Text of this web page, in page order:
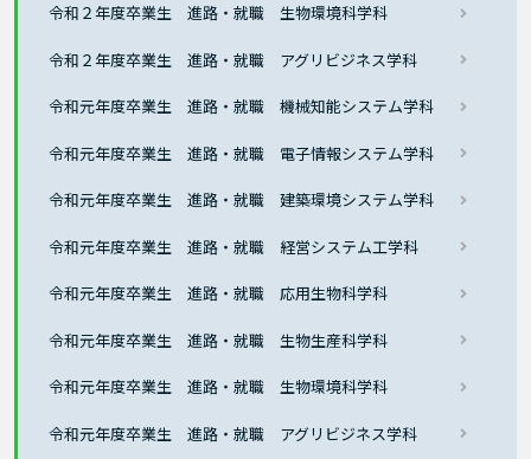
令和２年度卒業生 進路・就職 生物環境科学科
令和２年度卒業生 進路・就職 アグリビジネス学科
令和元年度卒業生 進路・就職 機械知能システム学科
令和元年度卒業生 進路・就職 電子情報システム学科
令和元年度卒業生 進路・就職 建築環境システム学科
令和元年度卒業生 進路・就職 経営システム工学科
令和元年度卒業生 進路・就職 応用生物科学科
令和元年度卒業生 進路・就職 生物生産科学科
令和元年度卒業生 進路・就職 生物環境科学科
令和元年度卒業生 進路・就職 アグリビジネス学科